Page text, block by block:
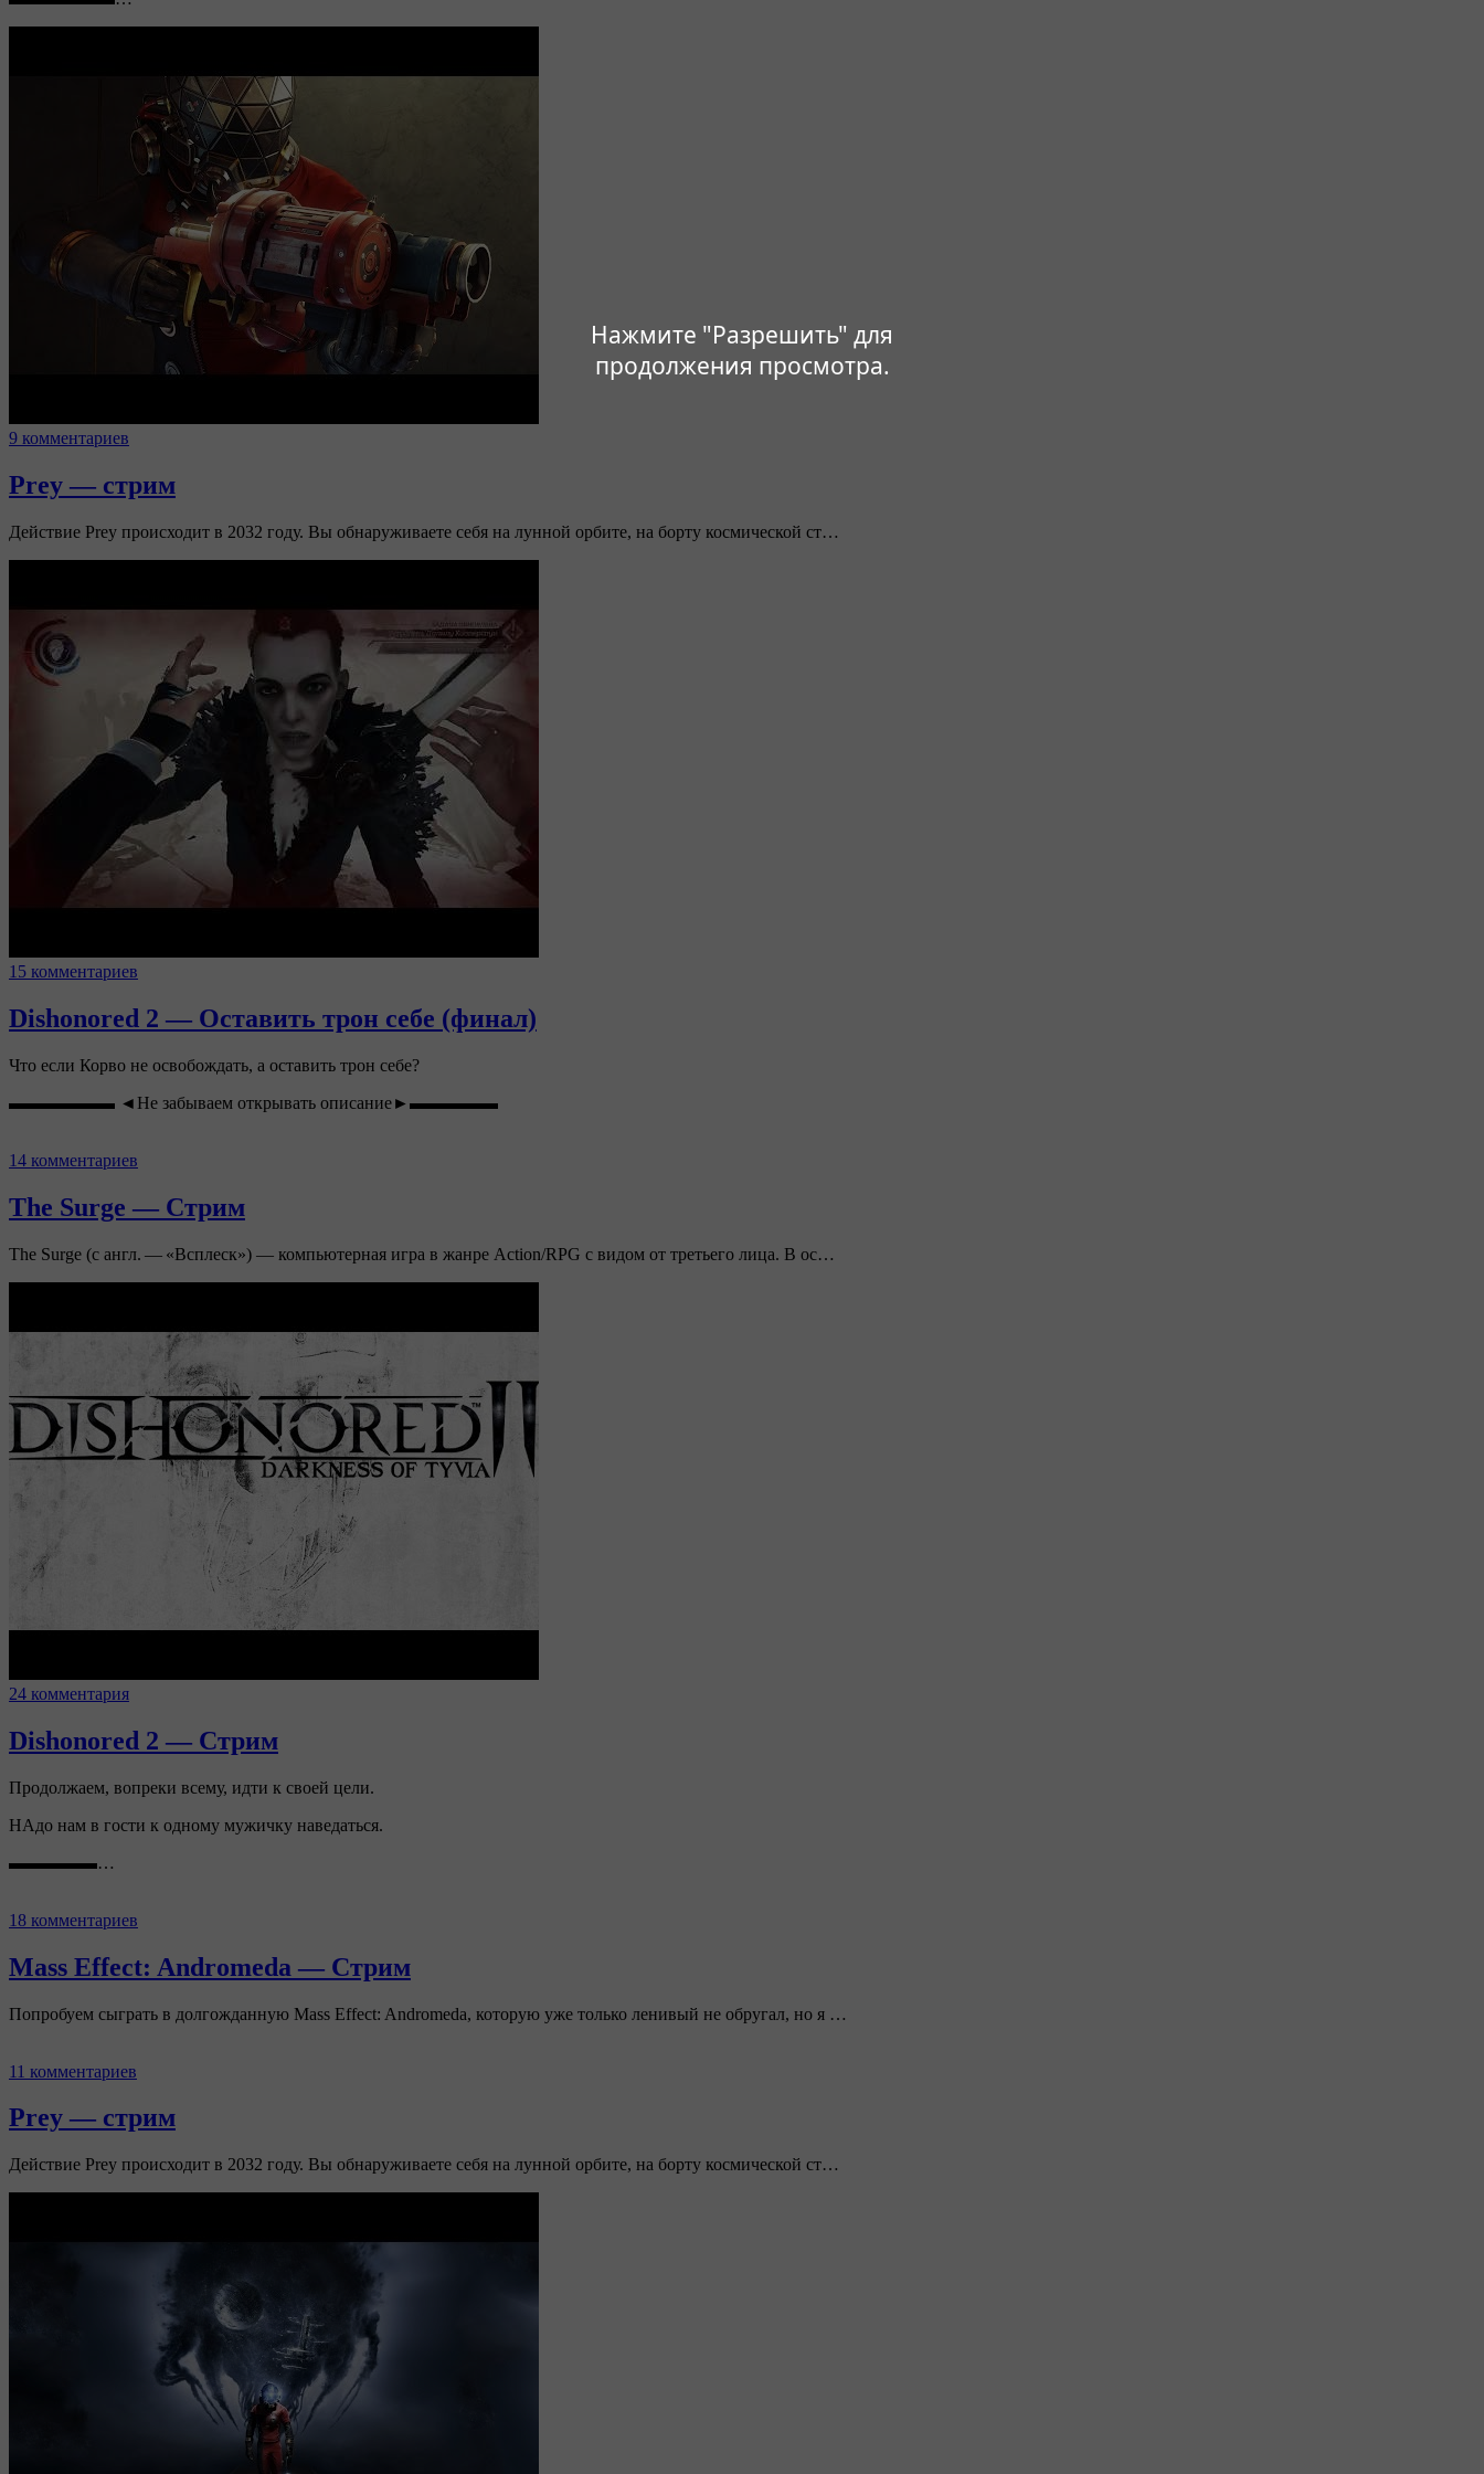
Нажмите "Разрешить" для
продолжения просмотра.
9 комментариев
Prey — стрим
Действие Prey происходит в 2032 году. Вы обнаруживаете себя на лунной орбите, на борту космической ст…
15 комментариев
Dishonored 2 — Оставить трон себе (финал)
Что если Корво не освобождать, а оставить трон себе?
▬▬▬▬▬▬ ◄Не забываем открывать описание►▬▬▬▬▬
14 комментариев
The Surge — Стрим
The Surge (с англ. — «Всплеск») — компьютерная игра в жанре Action/RPG с видом от третьего лица. В ос…
24 комментария
Dishonored 2 — Стрим
Продолжаем, вопреки всему, идти к своей цели.
НАдо нам в гости к одному мужичку наведаться.
▬▬▬▬▬…
18 комментариев
Mass Effect: Andromeda — Стрим
Попробуем сыграть в долгожданную Mass Effect: Andromeda, которую уже только ленивый не обругал, но я …
11 комментариев
Prey — стрим
Действие Prey происходит в 2032 году. Вы обнаруживаете себя на лунной орбите, на борту космической ст…